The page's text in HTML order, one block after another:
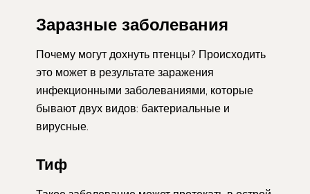
Заразные заболевания
Почему могут дохнуть птенцы? Происходить
это может в результате заражения
инфекционными заболеваниями, которые
бывают двух видов: бактериальные и
вирусные.
Тиф